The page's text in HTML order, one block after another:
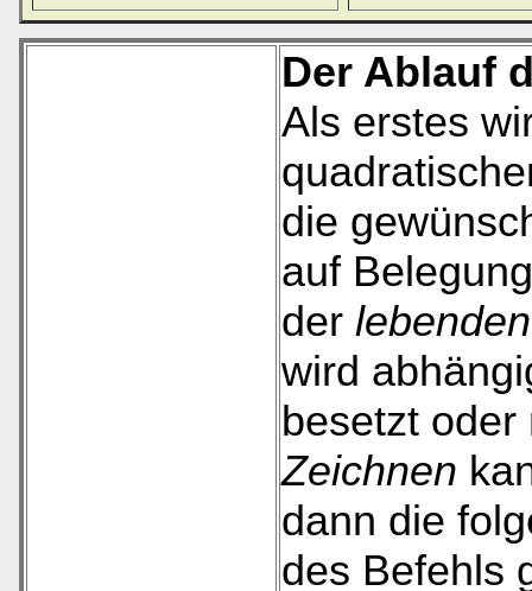
Der Ablauf
Als erstes
die
auf
der lebenden
wird
besetzt
Zeichnen
dann die
des Befehls